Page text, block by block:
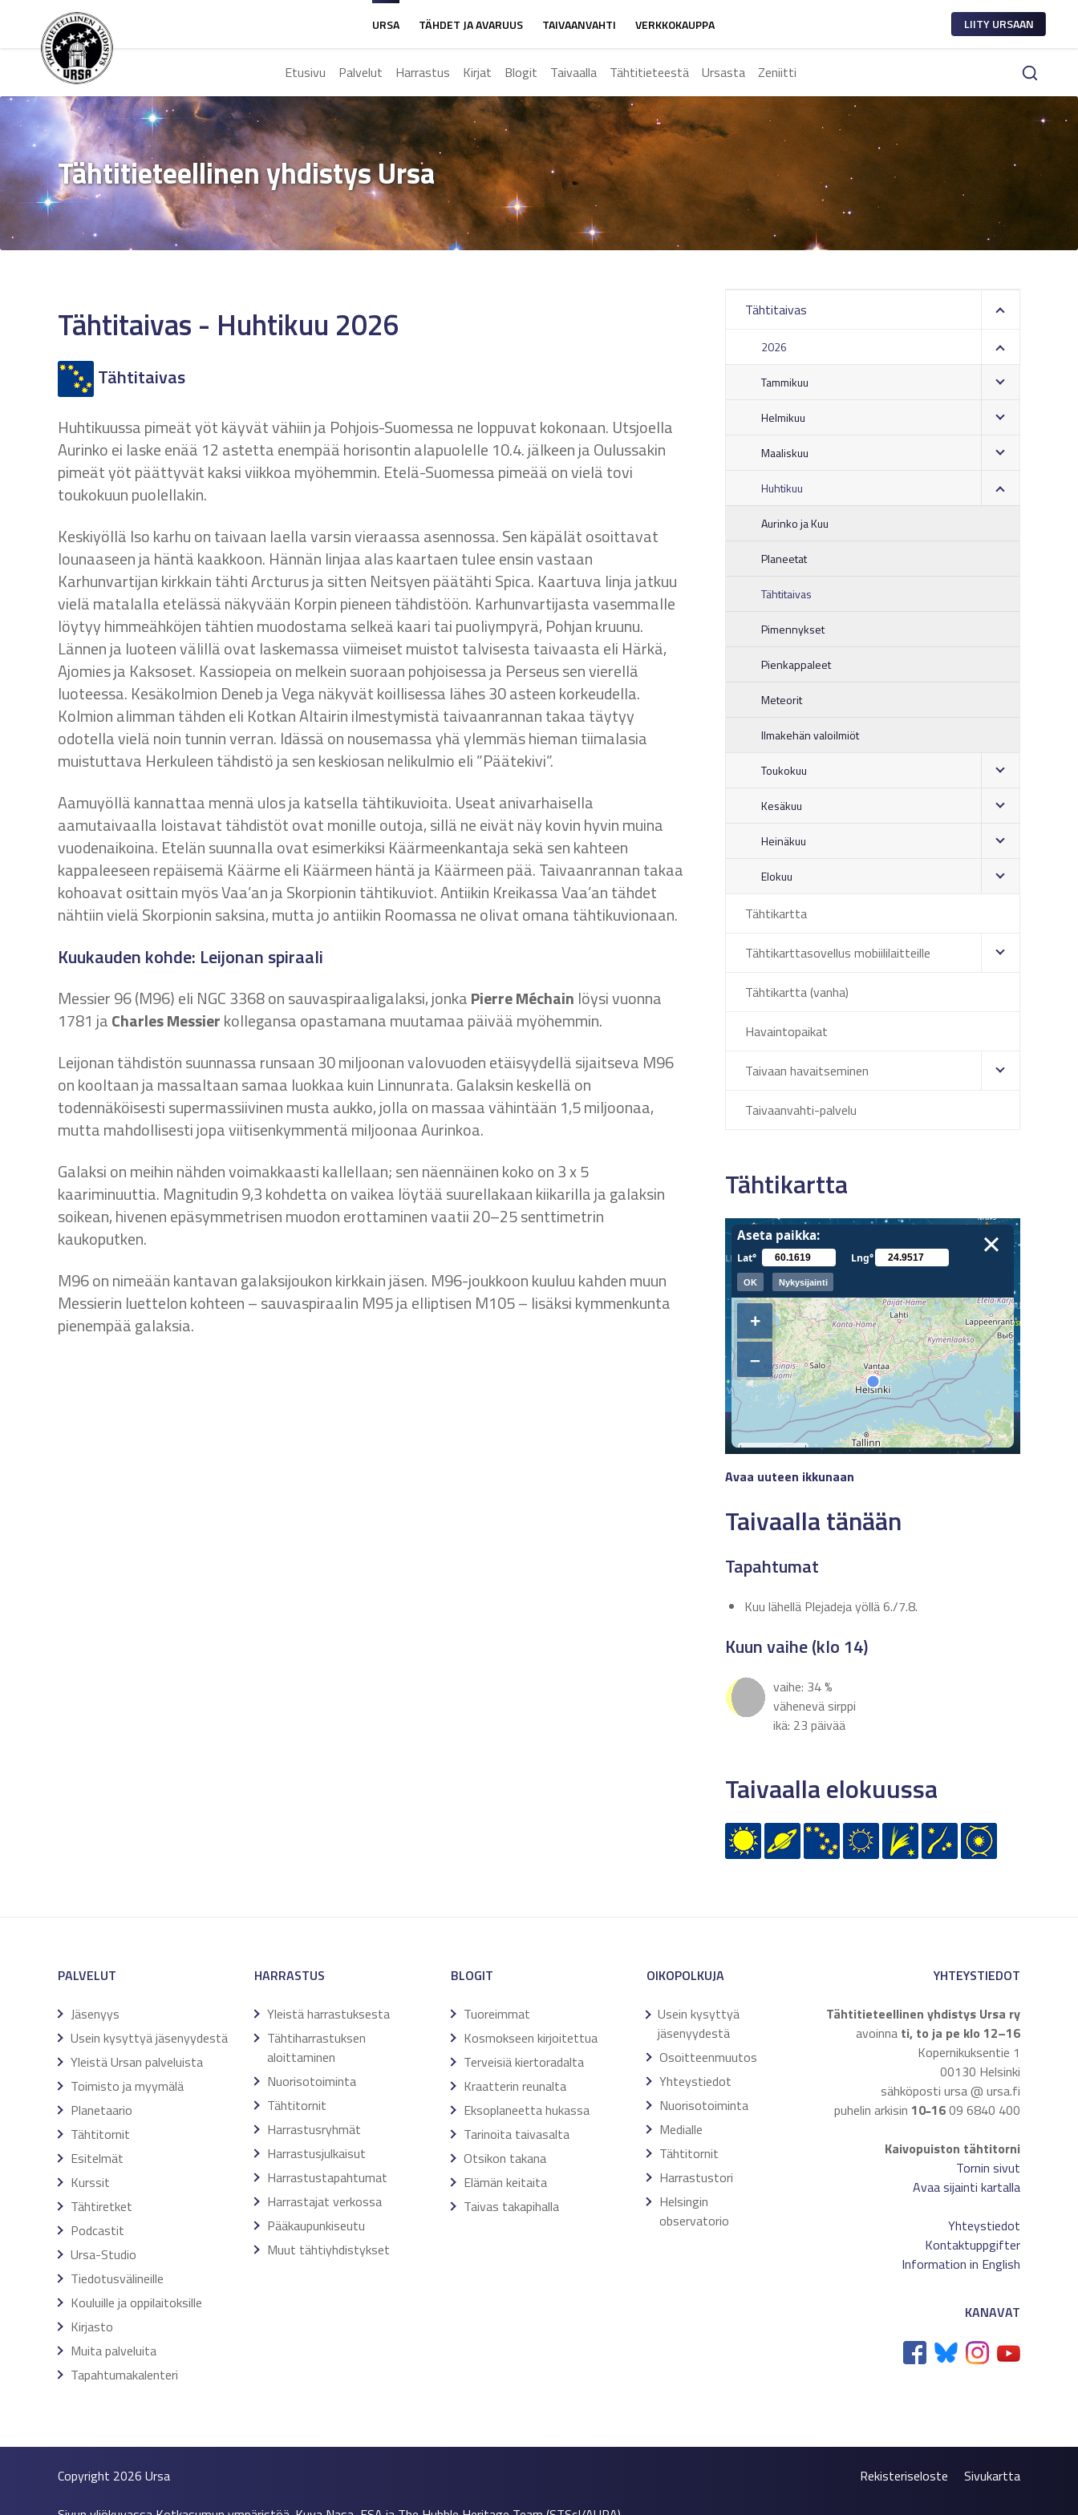
LIITY URSAAN
URSA TÄHDET JA AVARUUS TAIVAANVAHTI VERKKOKAUPPA
Etusivu Palvelut Harrastus Kirjat Blogit Taivaalla Tähtitieteestä Ursasta Zeniitti
Tähtitieteellinen yhdistys Ursa
Tähtitaivas - Huhtikuu 2026
Tähtitaivas
Huhtikuussa pimeät yöt käyvät vähiin ja Pohjois-Suomessa ne loppuvat kokonaan. Utsjoella
Aurinko ei laske enää 12 astetta enempää horisontin alapuolelle 10.4. jälkeen ja Oulussakin
pimeät yöt päättyvät kaksi viikkoa myöhemmin. Etelä-Suomessa pimeää on vielä tovi
toukokuun puolellakin.
Keskiyöllä Iso karhu on taivaan laella varsin vieraassa asennossa. Sen käpälät osoittavat
lounaaseen ja häntä kaakkoon. Hännän linjaa alas kaartaen tulee ensin vastaan
Karhunvartijan kirkkain tähti Arcturus ja sitten Neitsyen päätähti Spica. Kaartuva linja jatkuu
vielä matalalla etelässä näkyvään Korpin pieneen tähdistöön. Karhunvartijasta vasemmalle
löytyy himmeähköjen tähtien muodostama selkeä kaari tai puoliympyrä, Pohjan kruunu.
Lännen ja luoteen välillä ovat laskemassa viimeiset muistot talvisesta taivaasta eli Härkä,
Ajomies ja Kaksoset. Kassiopeia on melkein suoraan pohjoisessa ja Perseus sen vierellä
luoteessa. Kesäkolmion Deneb ja Vega näkyvät koillisessa lähes 30 asteen korkeudella.
Kolmion alimman tähden eli Kotkan Altairin ilmestymistä taivaanrannan takaa täytyy
odotella vielä noin tunnin verran. Idässä on nousemassa yhä ylemmäs hieman tiimalasia
muistuttava Herkuleen tähdistö ja sen keskiosan nelikulmio eli ”Päätekivi”.
Aamuyöllä kannattaa mennä ulos ja katsella tähtikuvioita. Useat anivarhaisella
aamutaivaalla loistavat tähdistöt ovat monille outoja, sillä ne eivät näy kovin hyvin muina
vuodenaikoina. Etelän suunnalla ovat esimerkiksi Käärmeenkantaja sekä sen kahteen
kappaleeseen repäisemä Käärme eli Käärmeen häntä ja Käärmeen pää. Taivaanrannan takaa
kohoavat osittain myös Vaa’an ja Skorpionin tähtikuviot. Antiikin Kreikassa Vaa’an tähdet
nähtiin vielä Skorpionin saksina, mutta jo antiikin Roomassa ne olivat omana tähtikuvionaan.
Kuukauden kohde: Leijonan spiraali
Messier 96 (M96) eli NGC 3368 on sauvaspiraaligalaksi, jonkaPierre Méchain löysi vuonna
1781 jaCharles Messierkollegansa opastamana muutamaa päivää myöhemmin.
Leijonan tähdistön suunnassa runsaan 30 miljoonan valovuoden etäisyydellä sijaitseva M96
on kooltaan ja massaltaan samaa luokkaa kuin Linnunrata. Galaksin keskellä on
todennäköisesti supermassiivinen musta aukko, jolla on massaa vähintään 1,5 miljoonaa,
mutta mahdollisesti jopa viitisenkymmentä miljoonaa Aurinkoa.
Galaksi on meihin nähden voimakkaasti kallellaan; sen näennäinen koko on 3 x 5
kaariminuuttia. Magnitudin 9,3 kohdetta on vaikea löytää suurellakaan kiikarilla ja galaksin
soikean, hivenen epäsymmetrisen muodon erottaminen vaatii 20–25 senttimetrin
kaukoputken.
M96 on nimeään kantavan galaksijoukon kirkkain jäsen. M96-joukkoon kuuluu kahden muun
Messierin luettelon kohteen – sauvaspiraalin M95 ja elliptisen M105 – lisäksi kymmenkunta
pienempää galaksia.
Tähtitaivas
2026
Tammikuu
Helmikuu
Maaliskuu
Huhtikuu
Aurinko ja Kuu
Planeetat
Tähtitaivas
Pimennykset
Pienkappaleet
Meteorit
Ilmakehän valoilmiöt
Toukokuu
Kesäkuu
Heinäkuu
Elokuu
Tähtikartta
Tähtikarttasovellus mobiililaitteille
Tähtikartta (vanha)
Havaintopaikat
Taivaan havaitseminen
Taivaanvahti-palvelu
Tähtikartta
Avaa uuteen ikkunaan
Taivaalla tänään
Tapahtumat
Kuu lähellä Plejadeja yöllä 6./7.8.
Kuun vaihe (klo 14)
vaihe: 34 %
vähenevä sirppi
ikä: 23 päivää
Taivaalla elokuussa
PALVELUT
Jäsenyys
Usein kysyttyä jäsenyydestä
Yleistä Ursan palveluista
Toimisto ja myymälä
Planetaario
Tähtitornit
Esitelmät
Kurssit
Tähtiretket
Podcastit
Ursa-Studio
Tiedotusvälineille
Kouluille ja oppilaitoksille
Kirjasto
Muita palveluita
Tapahtumakalenteri
HARRASTUS
Yleistä harrastuksesta
Tähtiharrastuksen
aloittaminen
Nuorisotoiminta
Tähtitornit
Harrastusryhmät
Harrastusjulkaisut
Harrastustapahtumat
Harrastajat verkossa
Pääkaupunkiseutu
Muut tähtiyhdistykset
BLOGIT
Tuoreimmat
Kosmokseen kirjoitettua
Terveisiä kiertoradalta
Kraatterin reunalta
Eksoplaneetta hukassa
Tarinoita taivasalta
Otsikon takana
Elämän keitaita
Taivas takapihalla
OIKOPOLKUJA
Usein kysyttyä
jäsenyydestä
Osoitteenmuutos
Yhteystiedot
Nuorisotoiminta
Medialle
Tähtitornit
Harrastustori
Helsingin
observatorio
YHTEYSTIEDOT
Tähtitieteellinen yhdistys Ursa ry
avoinna ti, to ja pe klo 12–16
Kopernikuksentie 1
00130 Helsinki
sähköposti ursa @ ursa.fi
puhelin arkisin 10–1609 6840 400
Kaivopuiston tähtitorni
Tornin sivut
Avaa sijainti kartalla
Yhteystiedot
Kontaktuppgifter
Information in English
KANAVAT
Copyright 2026 Ursa Rekisteriseloste
Sivukartta